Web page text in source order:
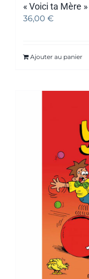
« Voici ta Mère
36,00 €
Ajouter au panier